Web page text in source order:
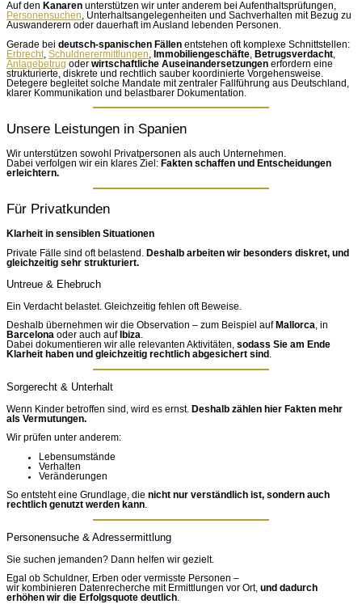
Auf den Kanaren unterstützen wir unter anderem bei Aufenthaltsprüfungen,
Personensuchen , Unterhaltsangelegenheiten und Sachverhalten mit Bezug zu
Auswanderern oder dauerhaft im Ausland lebenden Personen.
Gerade bei deutsch-spanischen Fällen entstehen oft komplexe Schnittstellen:
Erbrecht Schuldnerermittlungen Immobiliengeschäfte Betrugsverdacht
Anlagebetrug oder wirtschaftliche Auseinandersetzungen erfordern eine
strukturierte, diskrete und rechtlich sauber koordinierte Vorgehensweise.
Detegere begleitet solche Mandate mit zentraler Fallführung aus Deutschland,
klarer Kommunikation und belastbarer Dokumentation.
Unsere Leistungen in Spanien
Wir unterstützen sowohl Privatpersonen als auch Unternehmen.
Dabei verfolgen wir ein klares Ziel: Fakten schaffen und Entscheidungen
erleichtern.
Für Privatkunden
Klarheit in sensiblen Situationen
Private Fälle sind oft belastend.
Deshalb arbeiten wir besonders diskret, und
gleichzeitig sehr strukturiert.
Untreue & Ehebruch
Ein Verdacht belastet. Gleichzeitig fehlen oft Beweise.
Deshalb übernehmen wir die Observation – zum Beispiel auf Mallorca , in
Barcelona oder auch auf Ibiza
Dabei dokumentieren wir alle relevanten Aktivitäten, sodass Sie am Ende
Klarheit haben und gleichzeitig rechtlich abgesichert sind
Sorgerecht & Unterhalt
Wenn Kinder betroffen sind, wird es ernst. Deshalb zählen hier Fakten mehr
als Vermutungen.
Wir prüfen unter anderem:
Lebensumstände
Verhalten
Veränderungen
So entsteht eine Grundlage, die nicht nur verständlich ist, sondern auch
rechtlich genutzt werden kann
Personensuche & Adressermittlung
Sie suchen jemanden? Dann helfen wir gezielt.
Egal ob Schuldner, Erben oder vermisste Personen –
wir kombinieren Datenrecherche mit Ermittlungen vor Ort, und dadurch
erhöhen wir die Erfolgsquote deutlich